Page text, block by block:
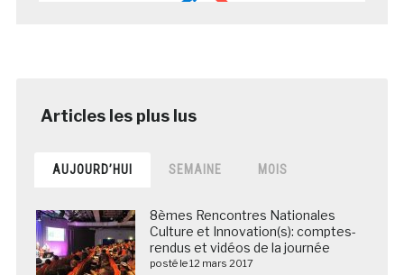
AUJOURD’HUI SEMAINE MOIS
8èmes Rencontres Nationales
Culture et Innovation(s): comptes-
rendus et vidéos de la journée
posté le 12 mars 2017